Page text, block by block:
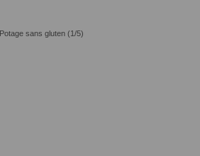
Potage sans gluten (1/5)